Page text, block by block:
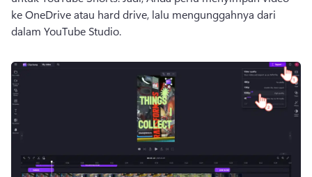
ke OneDrive atau hard drive, lalu mengunggahnya dari
dalam YouTube Studio.